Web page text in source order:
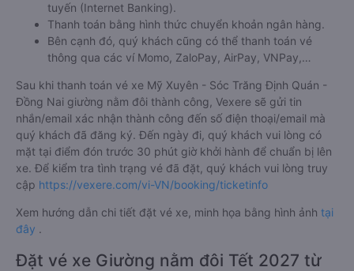
tuyến (Internet Banking).
Thanh toán bằng hình thức chuyển khoản ngân hàng.
Bên cạnh đó, quý khách cũng có thể thanh toán vé
thông qua các ví Momo, ZaloPay, AirPay, VNPay,…
Sau khi thanh toán vé xe Mỹ Xuyên - Sóc Trăng Định Quán -
Đồng Nai giường nằm đôi thành công, Vexere sẽ gửi tin
nhắn/email xác nhận thành công đến số điện thoại/email mà
quý khách đã đăng ký. Đến ngày đi, quý khách vui lòng có
mặt tại điểm đón trước 30 phút giờ khởi hành để chuẩn bị lên
xe. Để kiểm tra tình trạng vé đã đặt, quý khách vui lòng truy
cập https://vexere.com/vi-VN/booking/ticketinfo
Xem hướng dẫn chi tiết đặt vé xe, minh họa bằng hình ảnh tại
đây .
Đặt vé xe Giường nằm đôi Tết 2027 từ